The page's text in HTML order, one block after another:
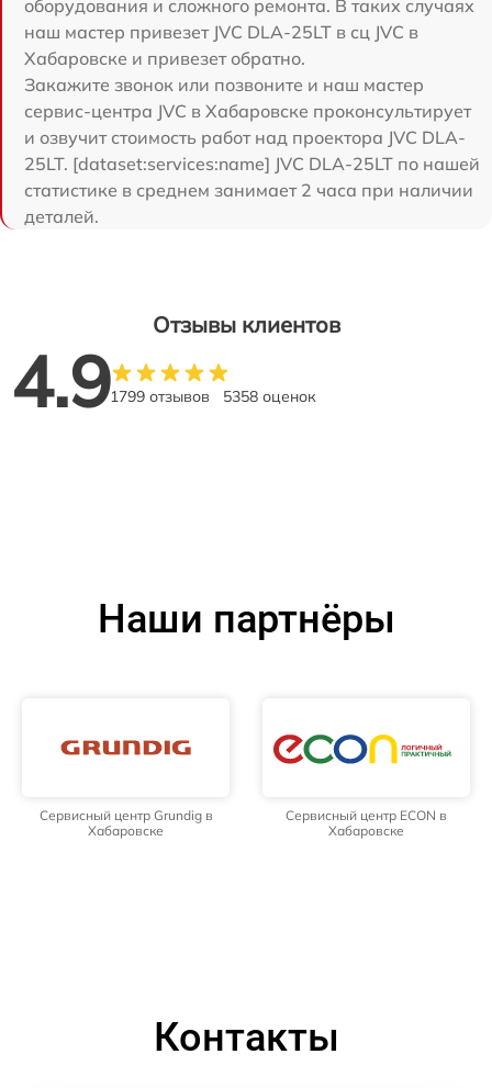
оборудования и сложного ремонта. В таких случаях
наш мастер привезет JVC DLA-25LT в сц JVC в
Хабаровске и привезет обратно.
Закажите звонок или позвоните и наш мастер
сервис-центра JVC в Хабаровске проконсультирует
и озвучит стоимость работ над проектора JVC DLA-
25LT. [dataset:services:name] JVC DLA-25LT по нашей
статистике в среднем занимает 2 часа при наличии
деталей.
Отзывы клиентов
4.91799 отзывов 5358 оценок
Наши партнёры
Сервисный центр Grundig в
Хабаровске
Сервисный центр ECON в
Хабаровске
Контакты